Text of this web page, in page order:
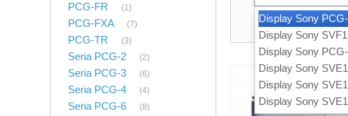
PCG-FR (1)
PCG-FXA (7)
PCG-TR (3)
Seria PCG-2 (2)
Seria PCG-3 (6)
Seria PCG-4 (4)
Seria PCG-6 (8)
Display Sony
Display Sony
Display Sony
Display Sony
Display Sony
Display Sony